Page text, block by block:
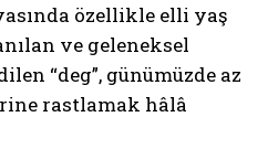
özellikle elli yaş
ve geleneksel
“deg”, günümüzde az
rastlamak hâlâ